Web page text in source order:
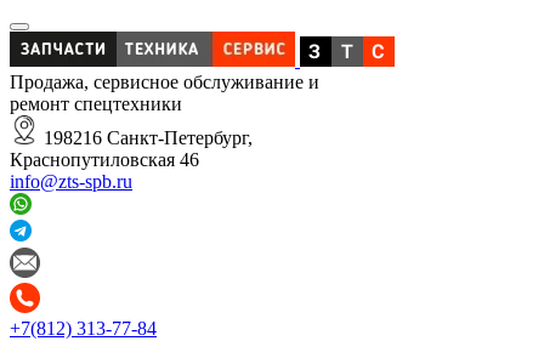
Продажа, сервисное обслуживание и
ремонт спецтехники
198216 Санкт-Петербург,
Краснопутиловская 46
info@zts-spb.ru
+7(812) 313-77-84